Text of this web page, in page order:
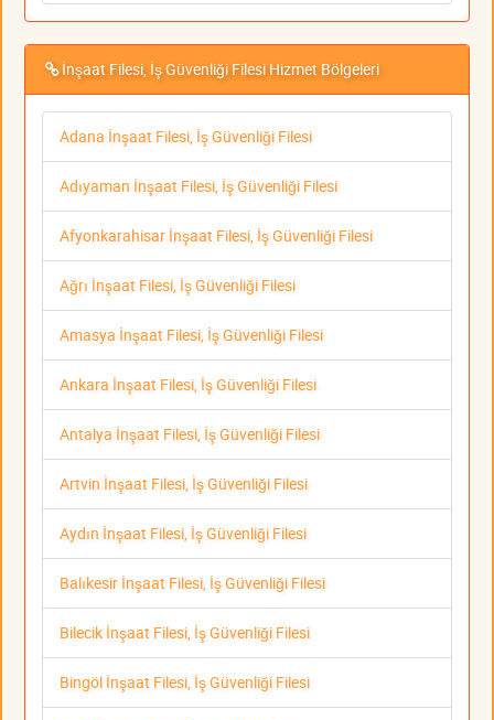
İnşaat Filesi, İş Güvenliği Filesi Hizmet Bölgeleri
Adana İnşaat Filesi, İş Güvenliği Filesi
Adıyaman İnşaat Filesi, İş Güvenliği Filesi
Afyonkarahisar İnşaat Filesi, İş Güvenliği Filesi
Ağrı İnşaat Filesi, İş Güvenliği Filesi
Amasya İnşaat Filesi, İş Güvenliği Filesi
Ankara İnşaat Filesi, İş Güvenliği Filesi
Antalya İnşaat Filesi, İş Güvenliği Filesi
Artvin İnşaat Filesi, İş Güvenliği Filesi
Aydın İnşaat Filesi, İş Güvenliği Filesi
Balıkesir İnşaat Filesi, İş Güvenliği Filesi
Bilecik İnşaat Filesi, İş Güvenliği Filesi
Bingöl İnşaat Filesi, İş Güvenliği Filesi